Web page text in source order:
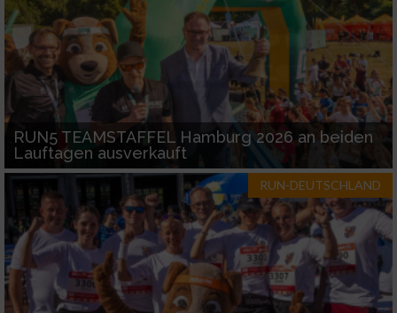
RUN5 TEAMSTAFFEL Hamburg 2026 an beiden
Lauftagen ausverkauft
RUN-DEUTSCHLAND
Messung der Performance von Inhalten
Analyse von Zielgruppen durch Statistiken
oder Kombinationen von Daten aus
verschiedenen Quellen
Entwicklung und Verbesserung der Angebote
Verwendung reduzierter Daten zur Auswahl
von Inhalten
IAB-Besonderheiten:
Verwendung genauer Standortdaten